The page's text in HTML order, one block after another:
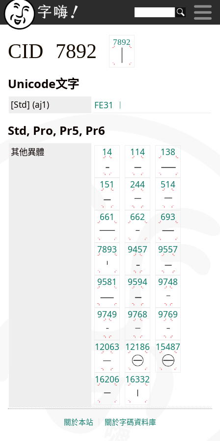
CID 7892 7892
Unicode文字
[Std] (aj1) FE31 ︱
Std, Pro, Pr5, Pr6
其他異體 14 114 138
151 244 514
661 662 693
7893 9457 9557
9581 9594 9748
9749 9768 9769
12063 12186 15487
16206 16332
關於本站 關於字碼資料庫